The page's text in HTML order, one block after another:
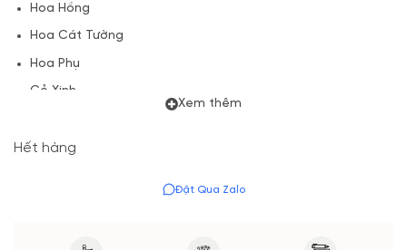
Hoa Hồng
Hoa Cát Tường
Hoa Phụ
Cỏ Xinh
(*) Shop hoa tươi với dịch vụ đặt hoa online Vườn Hoa Tươi
Xem thêm
Hết hàng
Đặt Qua Zalo